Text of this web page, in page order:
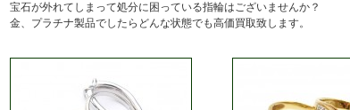
宝石が外れてしまって処分に困っている指輪はございませんか？
金、プラチナ製品でしたらどんな状態でも高価買取致します。